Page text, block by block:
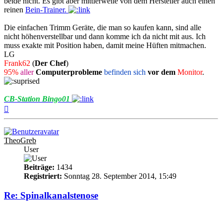
reinen Bein-Trainer.
Die einfachen Trimm Geräte, die man so kaufen kann, sind alle
nicht höhenverstellbar und dann komme ich da nicht mit aus. Ich
muss exakte mit Position haben, damit meine Hüften mitmachen.
LG
Frank62 (Der Chef)
95% aller Computerprobleme befinden sich vor dem Monitor.
CB-Station Bingo01
TheoGreb
User
Beiträge: 1434
Registriert: Sonntag 28. September 2014, 15:49
Re: Spinalkanalstenose